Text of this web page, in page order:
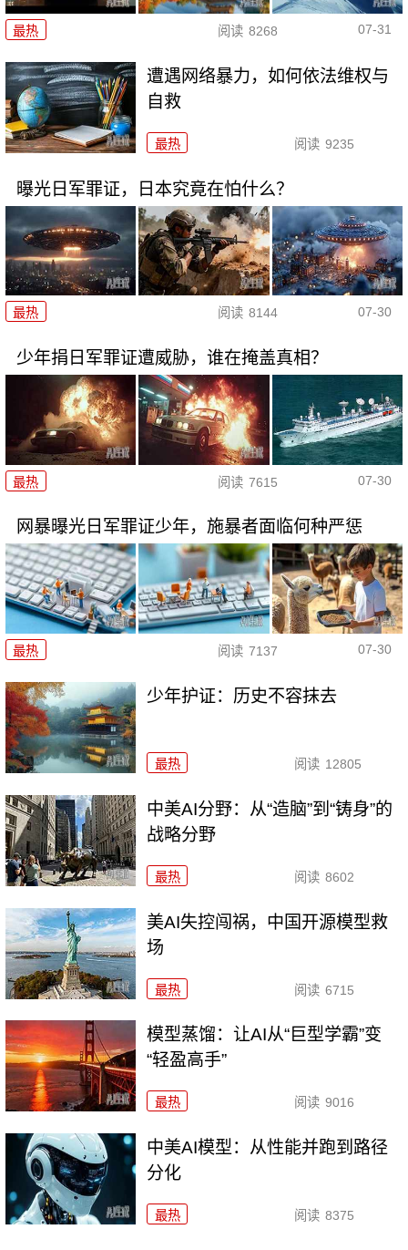
最热 阅读 8268 07-31
遭遇网络暴力，如何依法维权与
自救
最热 阅读 9235
曝光日军罪证，日本究竟在怕什么？
最热 阅读 8144 07-30
少年捐日军罪证遭威胁，谁在掩盖真相？
最热 阅读 7615 07-30
网暴曝光日军罪证少年，施暴者面临何种严惩
最热 阅读 7137 07-30
少年护证：历史不容抹去
最热 阅读 12805
中美AI分野：从“造脑”到“铸身”的
战略分野
最热 阅读 8602
美AI失控闯祸，中国开源模型救
场
最热 阅读 6715
模型蒸馏：让AI从“巨型学霸”变
“轻盈高手”
最热 阅读 9016
中美AI模型：从性能并跑到路径
分化
最热 阅读 8375